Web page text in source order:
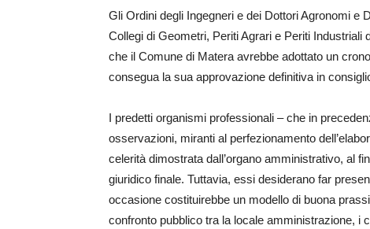
Gli Ordini degli Ingegneri e dei Dottori Agronomi e
Collegi di Geometri, Periti Agrari e Periti
che il Comune di Matera avrebbe adottato un
consegua la sua approvazione definitiva in
I predetti organismi professionali – che in
osservazioni, miranti al perfezionamento
celerità dimostrata dall’organo amministrativo, al
giuridico finale. Tuttavia, essi desiderano far
occasione costituirebbe un modello di buona
confronto pubblico tra la locale amministrazione, i